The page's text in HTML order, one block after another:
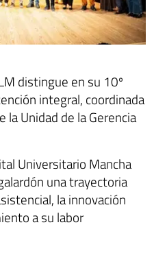
distingue en su 10º
integral, coordinada
la Unidad de la Gerencia
Universitario Mancha
una trayectoria
la innovación
a su labor